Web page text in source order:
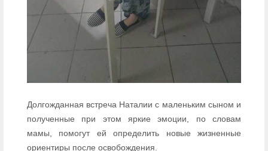
Долгожданная встреча Наталии с маленьким сыном и
полученные при этом яркие эмоции, по словам
мамы, помогут ей определить новые жизненные
ориентиры после освобождения.